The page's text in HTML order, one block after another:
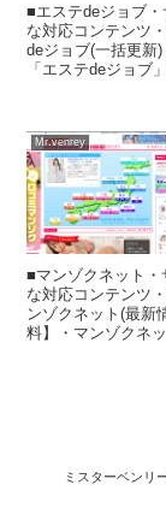
■エステdeジョブ
な対応コンテンツ
deジョブ(一括更新
「エステdeジョブ
Mr.venrey
■マンゾクネット
な対応コンテンツ
ンゾクネット(最新
料】・マンゾクネ
ミスターベン